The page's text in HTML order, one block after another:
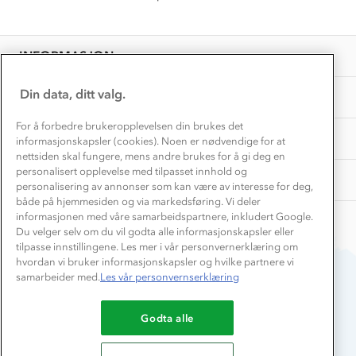
INFORMASJON
Presse
OM OSS
Samarbeide med oss?
TIPS OG RÅD
Store størrelser
Turmat oppskrifter
Beredskap
AKTIVITETER
Få turinspirasjon og tips her⛰
Overnatte utendørs⛺
Leirskole 🥾
Barnehageansatt
Tips til hyttetur
Du betaler enkelt med
Din data, ditt valg.
For å forbedre brukeropplevelsen din brukes det
informasjonskapsler (cookies). Noen er nødvendige for at
nettsiden skal fungere, mens andre brukes for å gi deg en
personalisert opplevelse med tilpasset innhold og
personalisering av annonser som kan være av interesse for deg,
både på hjemmesiden og via markedsføring. Vi deler
informasjonen med våre samarbeidspartnere, inkludert Google.
Du velger selv om du vil godta alle informasjonskapsler eller
tilpasse innstillingene. Les mer i vår personvernerklæring om
hvordan vi bruker informasjonskapsler og hvilke partnere vi
samarbeider med.Les vår personvernserklæring
Godta alle